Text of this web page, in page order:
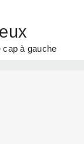
cap à gauche